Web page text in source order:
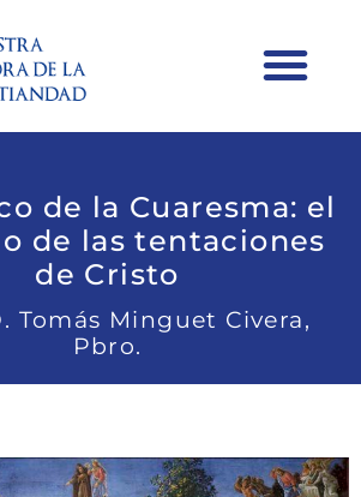
de la Cuaresma: el
de las tentaciones
de Cristo
Tomás Minguet Civera,
Pbro.